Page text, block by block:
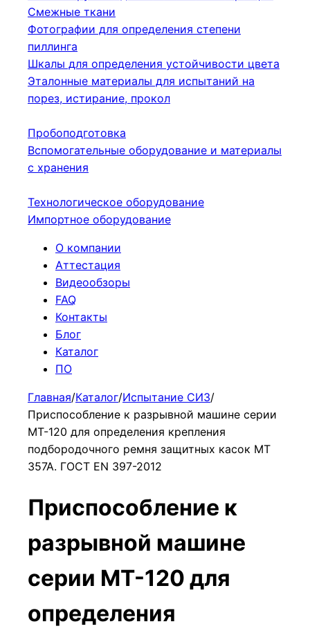
Смежные ткани
Фотографии для определения степени
пиллинга
Шкалы для определения устойчивости цвета
Эталонные материалы для испытаний на
порез, истирание, прокол
Пробоподготовка
Вспомогательные оборудование и материалы
с хранения
Технологическое оборудование
Импортное оборудование
О компании
Аттестация
Видеообзоры
FAQ
Контакты
Блог
Каталог
ПО
Главная/Каталог/Испытание СИЗ/
Приспособление к разрывной машине серии
МТ-120 для определения крепления
подбородочного ремня защитных касок МТ
357А. ГОСТ EN 397-2012
Приспособление к
разрывной машине
серии МТ-120 для
определения